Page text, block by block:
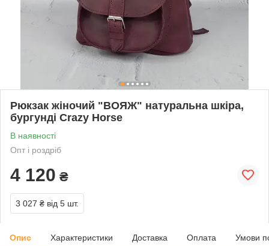
Рюкзак жіночий "ВОЯЖ" натуральна шкіра,
бургунді Crazy Horse
В наявності
Опт і роздріб
4 120 ₴
3 027 ₴ від 5 шт.
Опис Характеристики Доставка Оплата Умови